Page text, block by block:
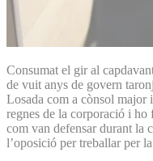
Consumat el gir al
de vuit anys de govern
Losada com a cònsol major
regnes de la corporació i ho
com van defensar durant la
l’oposició per treballar per